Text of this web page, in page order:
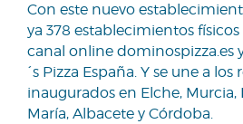
Con este nuevo
ya 378 establecimientos físicos
canal online dominospizza.es
´s Pizza España. Y se une a
inaugurados en Elche, Murcia,
María, Albacete y Córdoba.